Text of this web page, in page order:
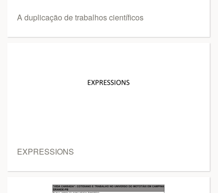
A duplicação de trabalhos científicos
EXPRESSIONS